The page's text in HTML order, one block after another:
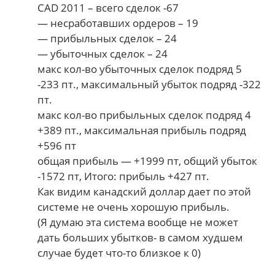
CAD 2011 – всего сделок -67
— несработавших ордеров – 19
— прибыльных сделок – 24
— убыточных сделок – 24
макс кол-во убыточных сделок подряд 5
-233 пт., максимальный убыток подряд -322
пт.
макс кол-во прибыльных сделок подряд 4
+389 пт., максимальная прибыль подряд
+596 пт
общая прибыль — +1999 пт, общий убыток
-1572 пт, Итого: прибыль +427 пт.
Как видим канадский доллар дает по этой
системе не очень хорошую прибыль.
(Я думаю эта система вообще не может
дать больших убытков- в самом худшем
случае будет что-то близкое к 0)